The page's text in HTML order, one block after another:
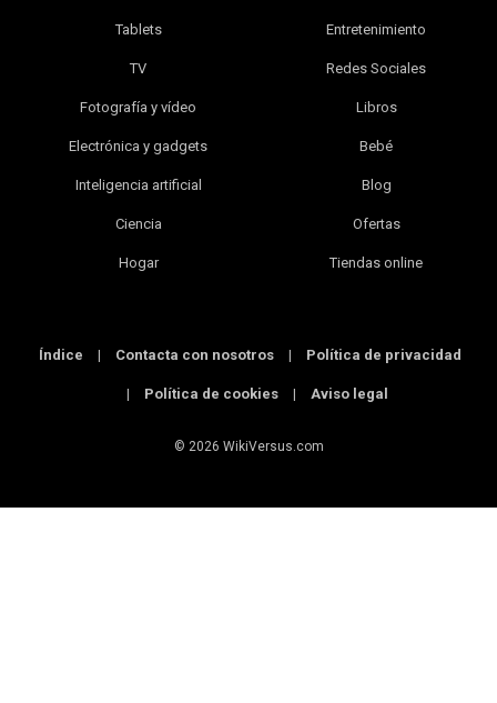
Tablets
TV
Fotografía y vídeo
Electrónica y gadgets
Inteligencia artificial
Ciencia
Hogar
Entretenimiento
Redes Sociales
Libros
Bebé
Blog
Ofertas
Tiendas online
Índice | Contacta con nosotros | Política de privacidad
| Política de cookies | Aviso legal
© 2026 WikiVersus.com